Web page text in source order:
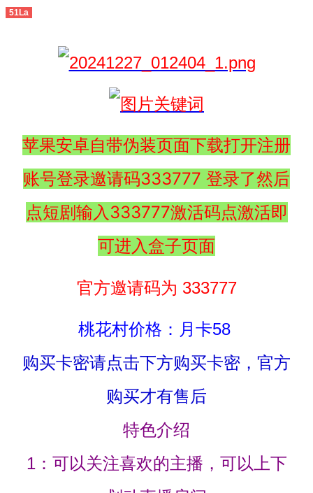
51La
苹果安卓自带伪装页面下载打开注册
账号登录邀请码333777 登录了然后
点短剧输入333777激活码点激活即
可进入盒子页面
官方邀请码为 333777
桃花村价格：月卡58
购买卡密请点击下方购买卡密，官方
购买才有售后
特色介绍
1：可以关注喜欢的主播，可以上下